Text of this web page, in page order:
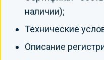
наличии);
Технические
Описание